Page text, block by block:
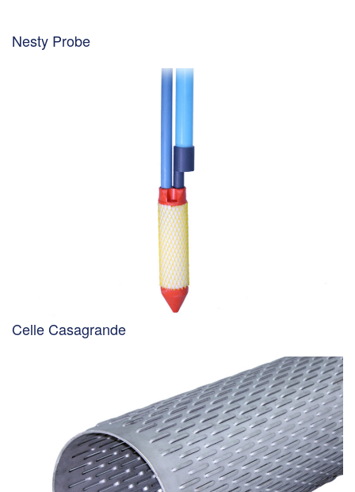
Nesty Probe
Celle Casagrande